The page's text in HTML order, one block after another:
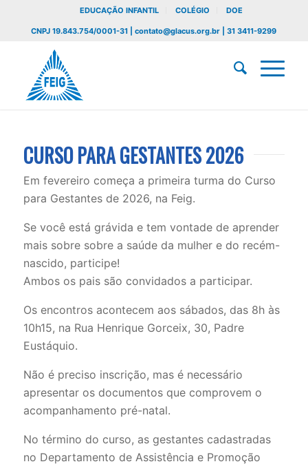
EDUCAÇÃO INFANTIL COLÉGIO DOE
CNPJ 19.843.754/0001-31 | contato@glacus.org.br | 31 3411-9299
CURSO PARA GESTANTES 2026
Em fevereiro começa a primeira turma do Curso
para Gestantes de 2026, na Feig.
Se você está grávida e tem vontade de aprender
mais sobre sobre a saúde da mulher e do recém-
nascido, participe!
Ambos os pais são convidados a participar.
Os encontros acontecem aos sábados, das 8h às
10h15, na Rua Henrique Gorceix, 30, Padre
Eustáquio.
Não é preciso inscrição, mas é necessário
apresentar os documentos que comprovem o
acompanhamento pré-natal.
No término do curso, as gestantes cadastradas
no Departamento de Assistência e Promoção